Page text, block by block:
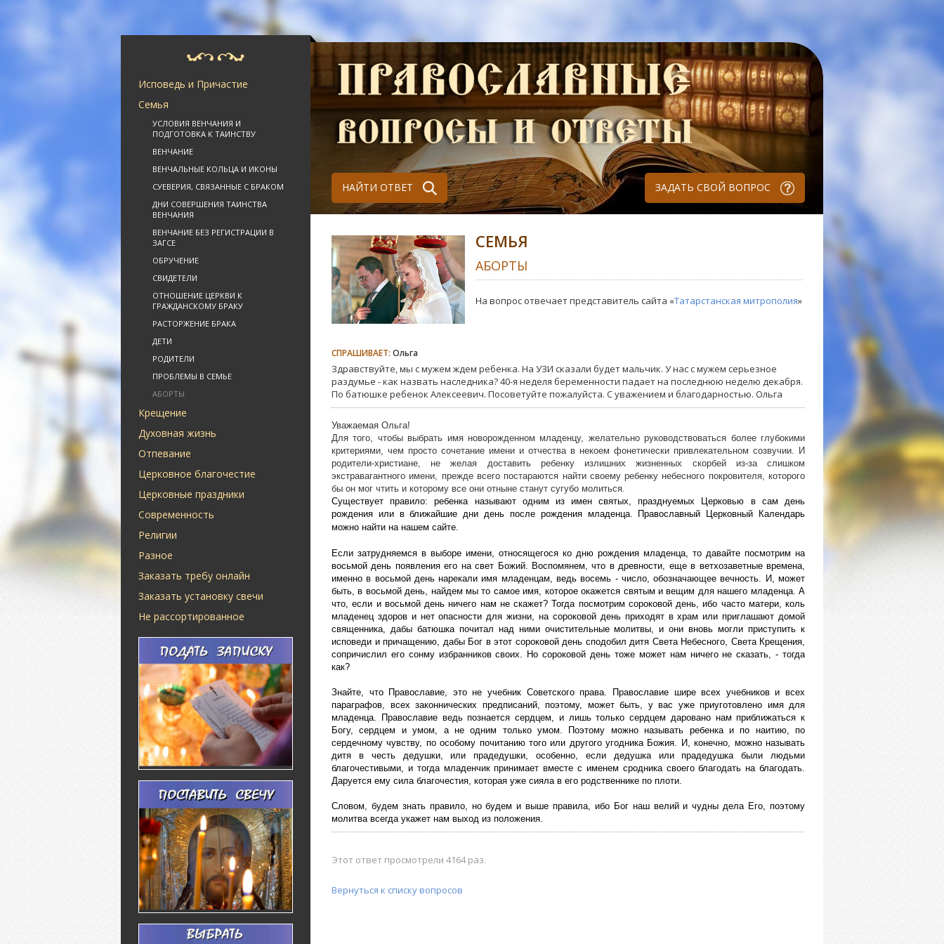
Исповедь и Причастие
Семья
УСЛОВИЯ ВЕНЧАНИЯ И
ПОДГОТОВКА К ТАИНСТВУ
ВЕНЧАНИЕ
ВЕНЧАЛЬНЫЕ КОЛЬЦА И ИКОНЫ
СУЕВЕРИЯ, СВЯЗАННЫЕ С БРАКОМ
ДНИ СОВЕРШЕНИЯ ТАИНСТВА
ВЕНЧАНИЯ
ВЕНЧАНИЕ БЕЗ РЕГИСТРАЦИИ В
ЗАГСЕ
ОБРУЧЕНИЕ
СВИДЕТЕЛИ
ОТНОШЕНИЕ ЦЕРКВИ К
ГРАЖДАНСКОМУ БРАКУ
РАСТОРЖЕНИЕ БРАКА
ДЕТИ
РОДИТЕЛИ
ПРОБЛЕМЫ В СЕМЬЕ
АБОРТЫ
Крещение
Духовная жизнь
Отпевание
Церковное благочестие
Церковные праздники
Современность
Религии
Разное
Заказать требу онлайн
Заказать установку свечи
Не рассортированное
НАЙТИ ОТВЕТ ЗАДАТЬ СВОЙ ВОПРОС
СЕМЬЯ
АБОРТЫ
На вопрос отвечает представитель сайта «Татарстанская митрополия»
СПРАШИВАЕТ: Ольга
Здравствуйте, мы с мужем ждем ребенка. На УЗИ сказали будет мальчик. У нас с мужем серьезное
раздумье - как назвать наследника? 40-я неделя беременности падает на последнюю неделю декабря.
По батюшке ребенок Алексеевич. Посоветуйте пожалуйста. С уважением и благодарностью. Ольга
Уважаемая Ольга!
Для того, чтобы выбрать имя новорожденном младенцу, желательно руководствоваться более глубокими
критериями, чем просто сочетание имени и отчества в некоем фонетически привлекательном созвучии. И
родители-христиане, не желая доставить ребенку излишних жизненных скорбей из-за слишком
экстравагантного имени, прежде всего постараются найти своему ребенку небесного покровителя, которого
бы он мог чтить и которому все они отныне станут сугубо молиться.
Существует правило: ребенка называют одним из имен святых, празднуемых Церковью в сам день
рождения или в ближайшие дни день после рождения младенца.
Православный Церковный Календарь
можно найти на нашем сайте.
Если затрудняемся в выборе имени, относящегося ко дню рождения младенца, то давайте посмотрим на
восьмой день появления его на свет Божий. Воспомянем, что в древности, еще в ветхозаветные времена,
именно в восьмой день нарекали имя младенцам, ведь восемь - число, обозначающее вечность. И, может
быть, в восьмой день, найдем мы то самое имя, которое окажется святым и вещим для нашего младенца. А
что, если и восьмой день ничего нам не скажет? Тогда посмотрим сороковой день, ибо часто матери, коль
младенец здоров и нет опасности для жизни, на сороковой день приходят в храм или приглашают домой
священника, дабы батюшка почитал над ними очистительные молитвы, и они вновь могли приступить к
исповеди и причащению, дабы Бог в этот сороковой день сподобил дитя Света Небесного, Света Крещения,
сопричислил его сонму избранников своих. Но сороковой день тоже может нам ничего не сказать, - тогда
как?
Знайте, что Православие, это не учебник Советского права. Православие шире всех учебников и всех
параграфов, всех законнических предписаний, поэтому, может быть, у вас уже приуготовлено имя для
младенца. Православие ведь познается сердцем, и лишь только сердцем даровано нам приближаться к
Богу, сердцем и умом, а не одним только умом. Поэтому можно называть ребенка и по наитию, по
сердечному чувству, по особому почитанию того или другого угодника Божия. И, конечно, можно называть
дитя в честь дедушки, или прадедушки, особенно, если дедушка или прадедушка были людьми
благочестивыми, и тогда младенчик принимает вместе с именем сродника своего благодать на благодать.
Даруется ему сила благочестия, которая уже сияла в его родственнике по плоти.
Словом, будем знать правило, но будем и выше правила, ибо Бог наш велий и чудны дела Его, поэтому
молитва всегда укажет нам выход из положения.
Этот ответ просмотрели 4164 раз.
Вернуться к списку вопросов